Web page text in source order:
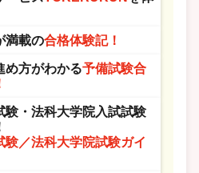
満載の合格体験記！
め方がわかる予備試験合
験・法科大学院入試試験
験／法科大学院試験ガイ